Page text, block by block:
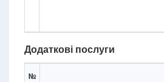
Додаткові послуги
№